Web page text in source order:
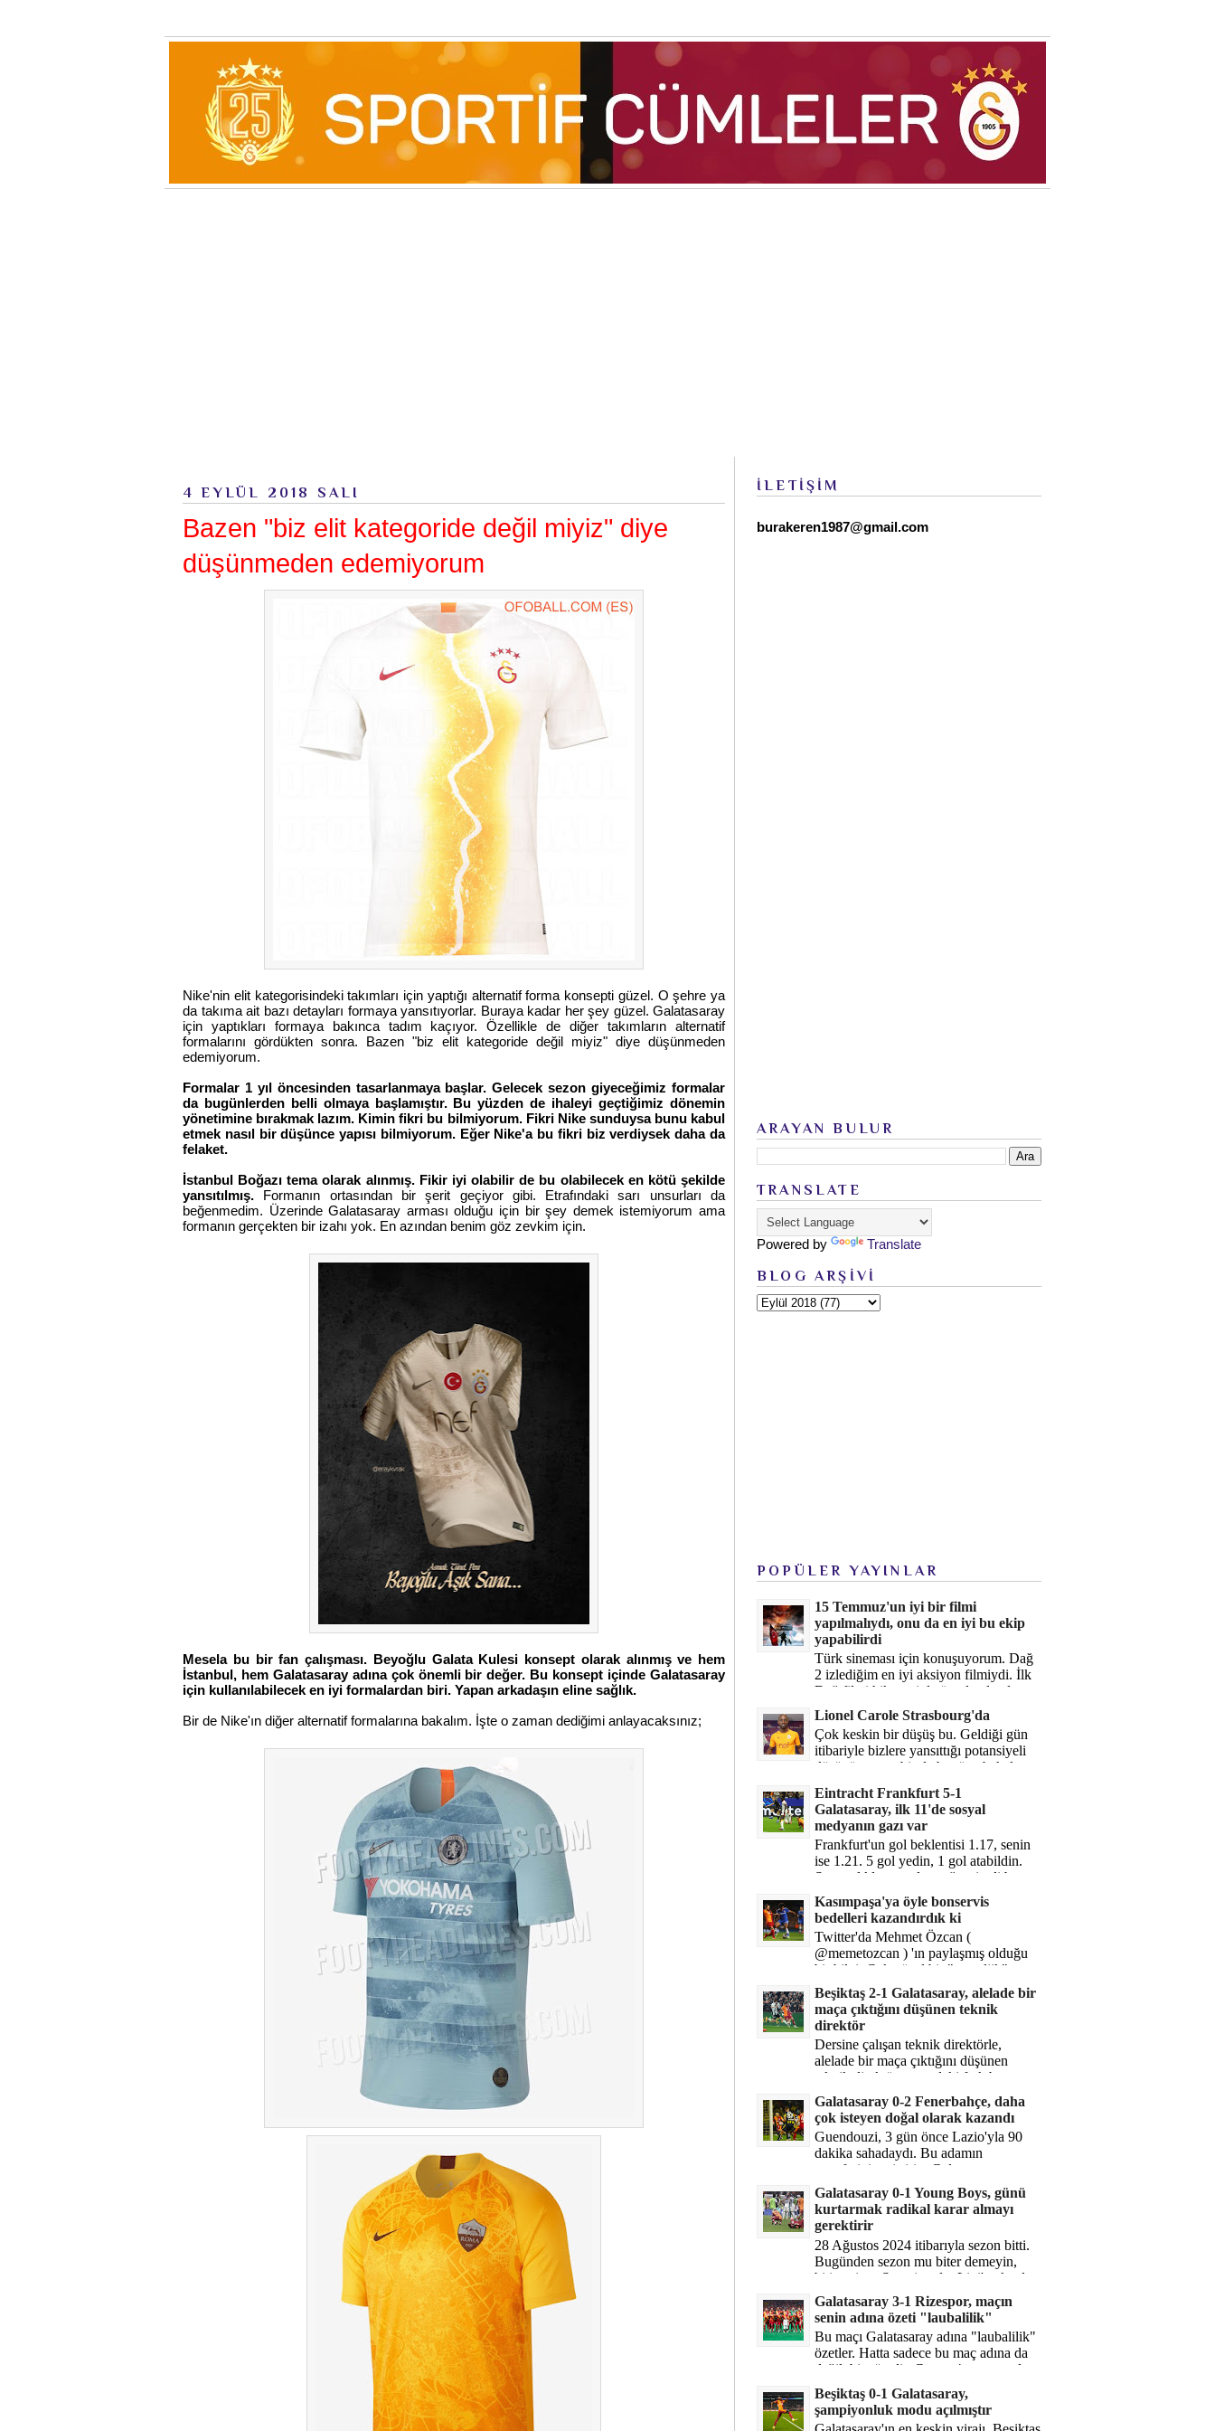
4 EYLÜL 2018 SALI
Bazen "biz elit kategoride değil miyiz" diye
düşünmeden edemiyorum
Nike'nin elit kategorisindeki takımları için yaptığı alternatif forma konsepti güzel. O şehre ya
da takıma ait bazı detayları formaya yansıtıyorlar. Buraya kadar her şey güzel. Galatasaray
için yaptıkları formaya bakınca tadım kaçıyor. Özellikle de diğer takımların alternatif
formalarını gördükten sonra. Bazen "biz elit kategoride değil miyiz" diye düşünmeden
edemiyorum.
Formalar 1 yıl öncesinden tasarlanmaya başlar. Gelecek sezon giyeceğimiz formalar
da bugünlerden belli olmaya başlamıştır. Bu yüzden de ihaleyi geçtiğimiz dönemin
yönetimine bırakmak lazım. Kimin fikri bu bilmiyorum. Fikri Nike sunduysa bunu kabul
etmek nasıl bir düşünce yapısı bilmiyorum. Eğer Nike'a bu fikri biz verdiysek daha da
felaket.
İstanbul Boğazı tema olarak alınmış. Fikir iyi olabilir de bu olabilecek en kötü şekilde
yansıtılmış. Formanın ortasından bir şerit geçiyor gibi. Etrafındaki sarı unsurları da
beğenmedim. Üzerinde Galatasaray arması olduğu için bir şey demek istemiyorum ama
formanın gerçekten bir izahı yok. En azından benim göz zevkim için.
Mesela bu bir fan çalışması. Beyoğlu Galata Kulesi konsept olarak alınmış ve hem
İstanbul, hem Galatasaray adına çok önemli bir değer. Bu konsept içinde Galatasaray
için kullanılabilecek en iyi formalardan biri. Yapan arkadaşın eline sağlık.
Bir de Nike'ın diğer alternatif formalarına bakalım. İşte o zaman dediğimi anlayacaksınız;
İLETİŞİM
burakeren1987@gmail.com
ARAYAN BULUR
TRANSLATE
Powered by Translate
BLOG ARŞİVİ
POPÜLER YAYINLAR
15 Temmuz'un iyi bir filmi
yapılmalıydı, onu da en iyi bu ekip
yapabilirdi
Türk sineması için konuşuyorum. Dağ
2 izlediğim en iyi aksiyon filmiydi. İlk
Dağ filmi hikayesiyle ön plandaydı,
Dağ 2 ise belki o hika...
Lionel Carole Strasbourg'da
Çok keskin bir düşüş bu. Geldiği gün
itibariyle bizlere yansıttığı potansiyeli
düşünüyorum, bir de bugüne bakalım.
Eintracht Frankfurt 5-1
Galatasaray, ilk 11'de sosyal
medyanın gazı var
Frankfurt'un gol beklentisi 1.17, senin
ise 1.21. 5 gol yedin, 1 gol atabildin.
Şanssızlıkla mı anlatacağız şimdi bu
durumu? Rakibin 5 ş...
Kasımpaşa'ya öyle bonservis
bedelleri kazandırdık ki
Twitter'da Mehmet Özcan (
@memetozcan ) 'ın paylaşmış olduğu
bir bilgi. Çok güzel bir "nostaljik" pas
diyelim. Kasımpaşa...
Beşiktaş 2-1 Galatasaray, alelade bir
maça çıktığını düşünen teknik
direktör
Dersine çalışan teknik direktörle,
alelade bir maça çıktığını düşünen
teknik direktör arasındaki fark bu
işte. Solskjaer'in çalıştığı de...
Galatasaray 0-2 Fenerbahçe, daha
çok isteyen doğal olarak kazandı
Guendouzi, 3 gün önce Lazio'yla 90
dakika sahadaydı. Bu adamın
transferini yetiştirip, Galatasaray
karşısında 11 oynamasını sağlıyorsun....
Galatasaray 0-1 Young Boys, günü
kurtarmak radikal karar almayı
gerektirir
28 Ağustos 2024 itibarıyla sezon bitti.
Bugünden sezon mu biter demeyin,
bitiyor işte. Şampiyonlar Ligi'ne katılım
hakkı senin misyonun ...
Galatasaray 3-1 Rizespor, maçın
senin adına özeti "laubalilik"
Bu maçı Galatasaray adına "laubalilik"
özetler. Hatta sadece bu maç adına da
değil, bir süredir. Geçen 4 maçta sadece
1 gol yedin ...
Beşiktaş 0-1 Galatasaray,
şampiyonluk modu açılmıştır